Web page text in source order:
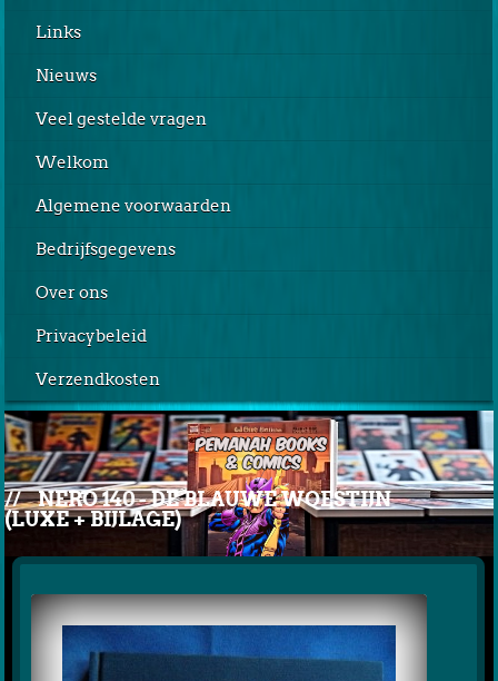
Links
Nieuws
Veel gestelde vragen
Welkom
Algemene voorwaarden
Bedrijfsgegevens
Over ons
Privacybeleid
Verzendkosten
// NERO 140 - DE BLAUWE WOESTIJN
(LUXE + BIJLAGE)